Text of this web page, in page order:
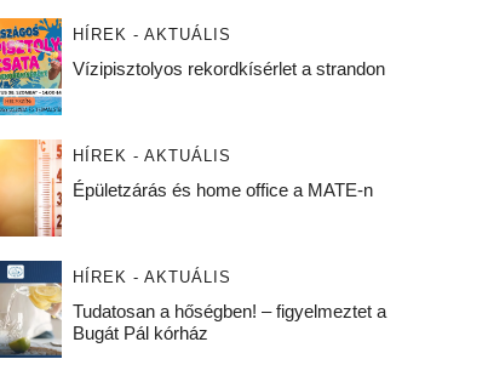
HÍREK - AKTUÁLIS
Vízipisztolyos rekordkísérlet a strandon
HÍREK - AKTUÁLIS
Épületzárás és home office a MATE-n
HÍREK - AKTUÁLIS
Tudatosan a hőségben! – figyelmeztet a
Bugát Pál kórház